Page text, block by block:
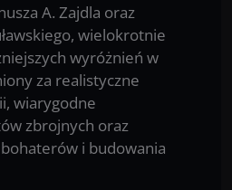
A. Zajdla oraz
wielokrotnie
wyróżnień w
za realistyczne
wiarygodne
zbrojnych oraz
i budowania